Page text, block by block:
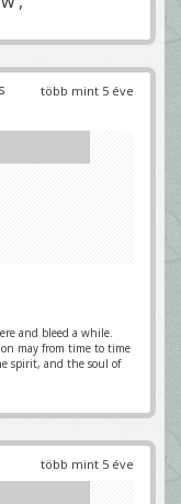
több mint 5 éve
and bleed a while.
may from time to time
spirit, and the soul of
több mint 5 éve